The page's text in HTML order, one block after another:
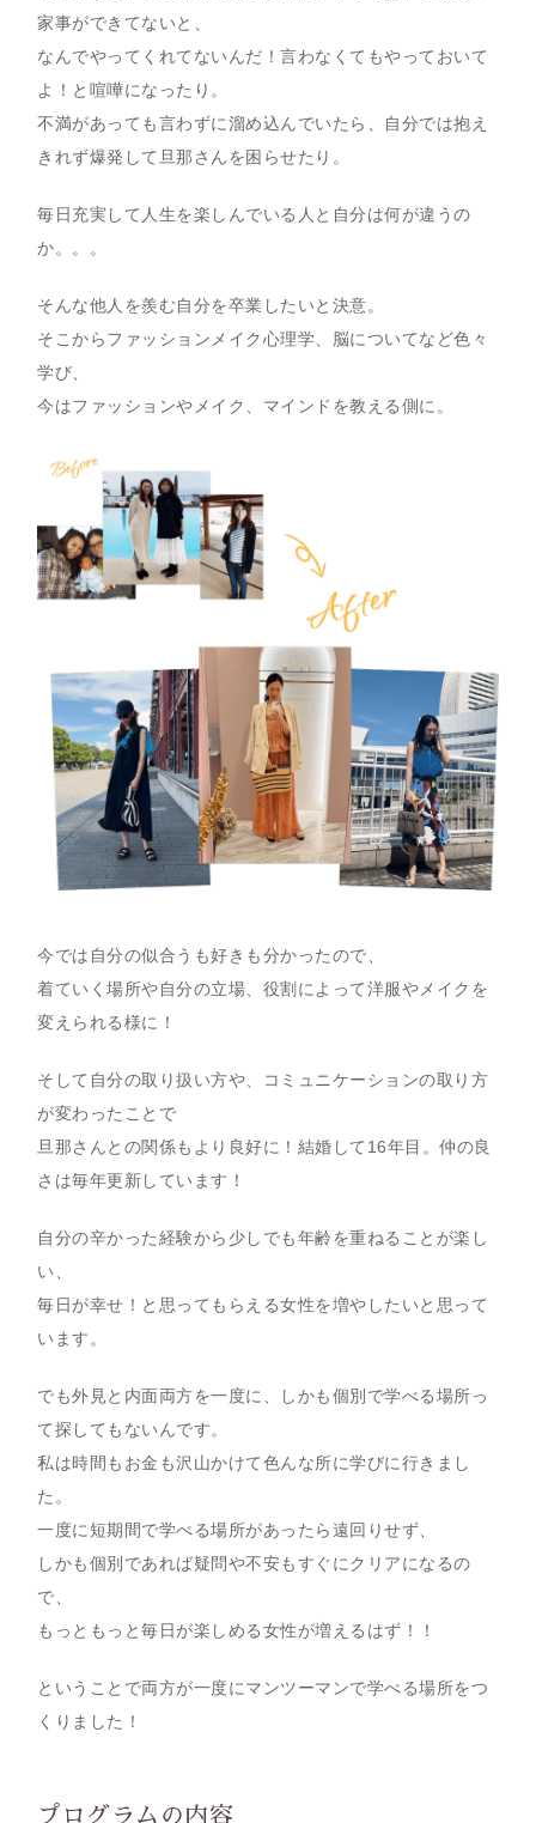
家事ができてないと、
なんでやってくれてないんだ！言わなくてもやっておいて
よ！と喧嘩になったり。
不満があっても言わずに溜め込んでいたら、自分では抱え
きれず爆発して旦那さんを困らせたり。
毎日充実して人生を楽しんでいる人と自分は何が違うの
か。。。
そんな他人を羨む自分を卒業したいと決意。
そこからファッションメイク心理学、脳についてなど色々
学び、
今はファッションやメイク、マインドを教える側に。
今では自分の似合うも好きも分かったので、
着ていく場所や自分の立場、役割によって洋服やメイクを
変えられる様に！
そして自分の取り扱い方や、コミュニケーションの取り方
が変わったことで
旦那さんとの関係もより良好に！結婚して16年目。仲の良
さは毎年更新しています！
自分の辛かった経験から少しでも年齢を重ねることが楽し
い、
毎日が幸せ！と思ってもらえる女性を増やしたいと思って
います。
でも外見と内面両方を一度に、しかも個別で学べる場所っ
て探してもないんです。
私は時間もお金も沢山かけて色んな所に学びに行きまし
た。
一度に短期間で学べる場所があったら遠回りせず、
しかも個別であれば疑問や不安もすぐにクリアになるの
で、
もっともっと毎日が楽しめる女性が増えるはず！！
ということで両方が一度にマンツーマンで学べる場所をつ
くりました！
プログラムの内容